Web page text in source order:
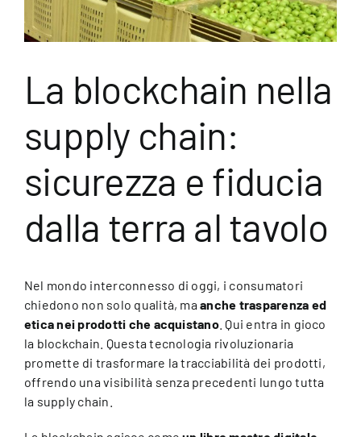
La blockchain nella
supply chain:
sicurezza e fiducia
dalla terra al tavolo
Nel mondo interconnesso di oggi, i consumatori
chiedono non solo qualità, maanche trasparenza ed
etica nei prodotti che acquistano. Qui entra in gioco
la blockchain. Questa tecnologia rivoluzionaria
promette di trasformare la tracciabilità dei prodotti,
offrendo una visibilità senza precedenti lungo tutta
la supply chain.